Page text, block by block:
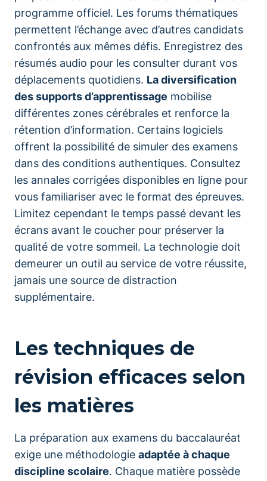
programme officiel. Les forums thématiques
permettent l’échange avec d’autres candidats
confrontés aux mêmes défis. Enregistrez des
résumés audio pour les consulter durant vos
déplacements quotidiens. La diversification
des supports d’apprentissage mobilise
différentes zones cérébrales et renforce la
rétention d’information. Certains logiciels
offrent la possibilité de simuler des examens
dans des conditions authentiques. Consultez
les annales corrigées disponibles en ligne pour
vous familiariser avec le format des épreuves.
Limitez cependant le temps passé devant les
écrans avant le coucher pour préserver la
qualité de votre sommeil. La technologie doit
demeurer un outil au service de votre réussite,
jamais une source de distraction
supplémentaire.
Les techniques de
révision efficaces selon
les matières
La préparation aux examens du baccalauréat
exige une méthodologie adaptée à chaque
discipline scolaire. Chaque matière possède